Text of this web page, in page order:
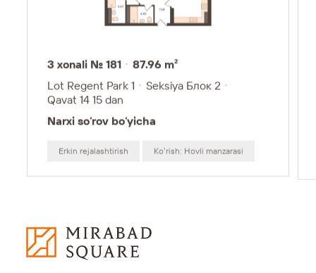
3 xonali № 181
87.96 m²
Lot Regent Park 1
Seksiya Блок 2
Qavat 14 15 dan
Narxi so‘rov bo‘yicha
Erkin rejalashtirish Koʻrish: Hovli manzarasi